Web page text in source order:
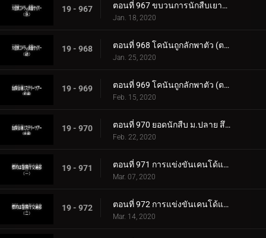
19 - 967 ตอนที่ 967 ขบวนการนักสืบเยาวชนเป็นแบบวาดรูป
Jan. 18, 2020
19 - 968 ตอนที่ 968 โคนันถูกลักพาตัว (ตอนแรก)
Jan. 25, 2020
19 - 969 ตอนที่ 969 โคนันถูกลักพาตัว (ตอนจบ)
Feb. 15, 2020
19 - 970 ตอนที่ 970 ยอดนักสืบ ม.ปลาย สึซึกิ โซโนโกะ
Feb. 22, 2020
19 - 971 ตอนที่ 971 การแข่งขันเคนโด้แห่งความรักและปริศนา (ตอนแรก)
Mar. 07, 2020
19 - 972 ตอนที่ 972 การแข่งขันเคนโด้แห่งความรักและปริศนา (ตอนจบ)
Mar. 14, 2020